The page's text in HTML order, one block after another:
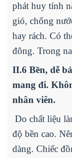
phát huy tính
gió, chống
hay rách. Có
đông. Trong
II.6 Bền, dễ
mang đi.
nhân viên.
Do chất liệu
độ bền cao.
dàng. Chiếc